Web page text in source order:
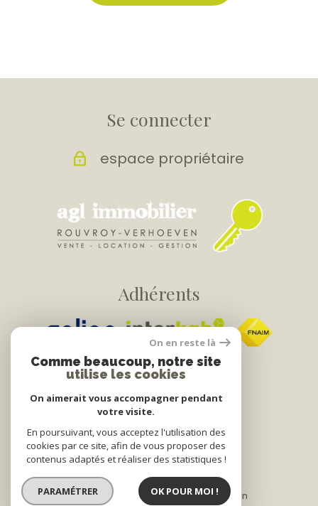
Se connecter
espace propriétaire
Adhérents
© 2022
Tous droits réservés
Traduction powered by Google
Mentions légales Partenaires Admin
On en reste là
Comme beaucoup, notre site
utilise les cookies
On aimerait vous accompagner pendant
votre visite.
En poursuivant, vous acceptez l'utilisation des
cookies par ce site, afin de vous proposer des
contenus adaptés et réaliser des statistiques !
PARAMÉTRER OK POUR MOI !